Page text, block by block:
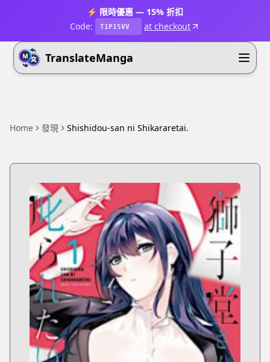
⚡ 限時優惠 — 15% 折扣
Code:
T1P15VV at checkout
TranslateManga
Home 發現 Shishidou-san ni Shikararetai.